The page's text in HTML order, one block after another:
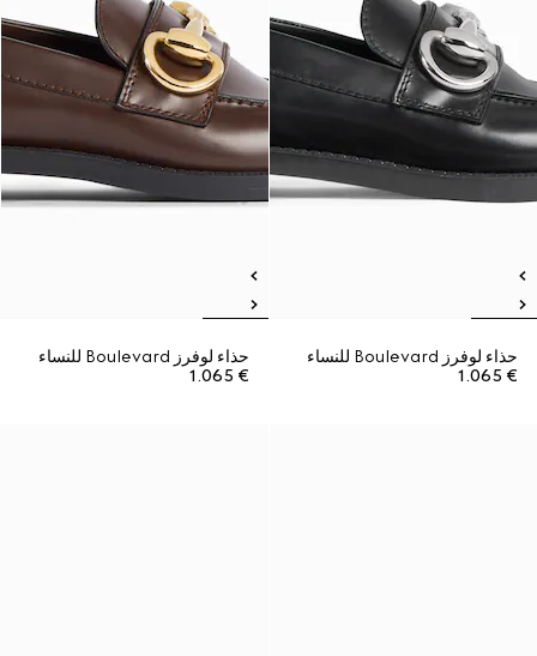
حذاء لوفرز Boulevard للنساء
€ 1.065
حذاء لوفرز Boulevard للنساء
€ 1.065